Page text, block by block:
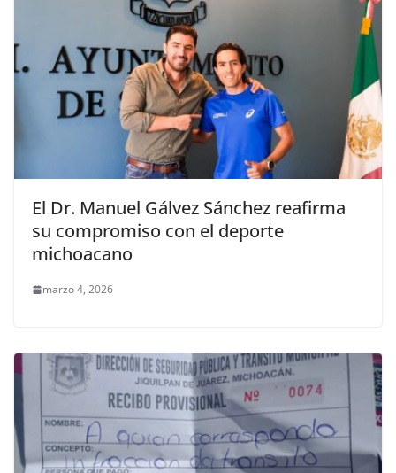
El Dr. Manuel Gálvez Sánchez reafirma
su compromiso con el deporte
michoacano
marzo 4, 2026